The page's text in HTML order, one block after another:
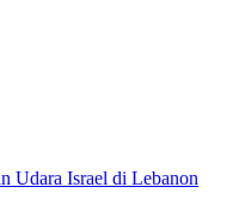
Udara Israel di Lebanon